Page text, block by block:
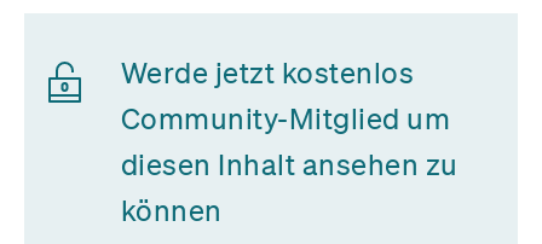
Werde jetzt kostenlos
Community-Mitglied um
diesen Inhalt ansehen zu
können